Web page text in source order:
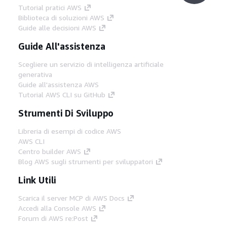
Tutorial pratici AWS
Biblioteca di soluzioni AWS
Guide alle decisioni AWS
Guide All'assistenza
Scegliere un servizio di intelligenza artificiale
generativa
Guide all'assistenza AWS
Tutorial AWS CLI su GitHub
Strumenti Di Sviluppo
Libreria di esempi di codice AWS
AWS CLI
Centro builder AWS
Blog AWS sugli strumenti per sviluppatori
Link Utili
Scarica il server MCP di AWS Docs
Accedi alla Console AWS
Forum di AWS re:Post